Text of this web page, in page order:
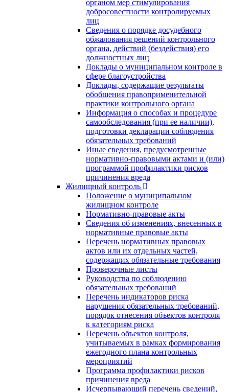
органом мер стимулирования
добросовестности контролируемых
лиц
Сведения о порядке досудебного
обжалования решений контрольного
органа, действий (бездействия) его
должностных лиц
Доклады о муниципальном контроле в
сфере благоустройства
Доклады, содержащие результаты
обобщения правоприменительной
практики контрольного органа
Информация о способах и процедуре
самообследования (при ее наличии),
подготовки декларации соблюдения
обязательных требований
Иные сведения, предусмотренные
нормативно-правовыми актами и (или)
программой профилактики рисков
причинения вреда
Жилищный контроль
Положение о муниципальном
жилищном контроле
Нормативно-правовые акты
Сведения об изменениях, внесенных в
нормативные правовые акты
Перечень нормативных правовых
актов или их отдельных частей,
содержащих обязательные требования
Проверочные листы
Руководства по соблюдению
обязательных требований
Перечень индикаторов риска
нарушения обязательных требований,
порядок отнесения объектов контроля
к категориям риска
Перечень объектов контроля,
учитываемых в рамках формирования
ежегодного плана контрольных
мероприятий
Программа профилактики рисков
причинения вреда
Исчерпывающий перечень сведений,